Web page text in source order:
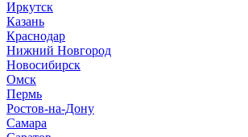
Иркутск
Казань
Краснодар
Нижний Новгород
Новосибирск
Омск
Пермь
Ростов-на-Дону
Самара